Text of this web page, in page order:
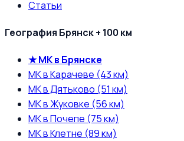
Статьи
География Брянск + 100 км
★ МК в Брянске
МК в Карачеве (43 км)
МК в Дятьково (51 км)
МК в Жуковке (56 км)
МК в Почепе (75 км)
МК в Клетне (89 км)